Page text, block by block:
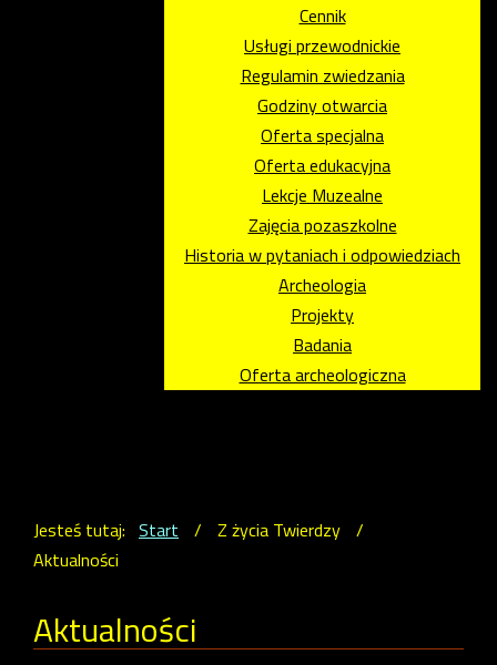
Cennik
Usługi przewodnickie
Regulamin zwiedzania
Godziny otwarcia
Oferta specjalna
Oferta edukacyjna
Lekcje Muzealne
Zajęcia pozaszkolne
Historia w pytaniach i odpowiedziach
Archeologia
Projekty
Badania
Oferta archeologiczna
Jesteś tutaj: Start / Z życia Twierdzy /
Aktualności
Aktualności